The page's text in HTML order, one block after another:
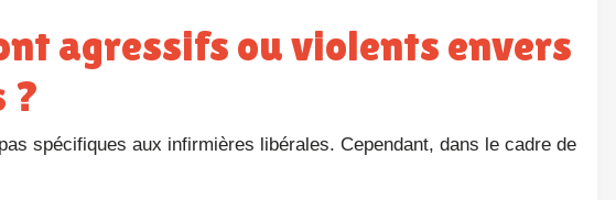
?
spécifiques aux infirmières libérales. Cependant, dans le cadre de